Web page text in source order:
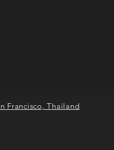
Francisco, Thailand